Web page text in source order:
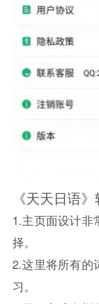
《天天日语
1.主页面设计非
择。
2.这里将所有的
习。